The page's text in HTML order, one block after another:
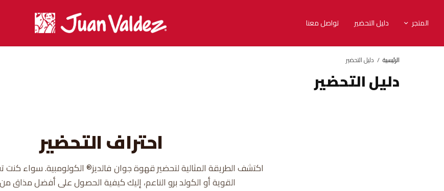
المتجر دليل التحضير تواصل معنا
الرئيسية دليل التحضير
دليل التحضير
احتراف التحضير
اكتشف الطريقة المثالية لتحضير قهوة جوان فالديز® الكولومبية. سواء
القوية أو الكولد برو الناعم، إليك كيفية الحصول على أفضل